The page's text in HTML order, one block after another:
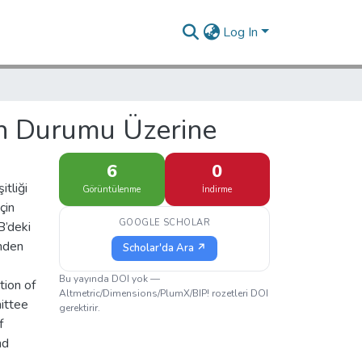
Log In
Durumu Üzerine
of
6
Görüntülenme
0
İndirme
GOOGLE SCHOLAR
Scholar'da Ara ↗
Bu yayında DOI yok —
Altmetric/Dimensions/PlumX/BIP! rozetleri DOI
gerektirir.